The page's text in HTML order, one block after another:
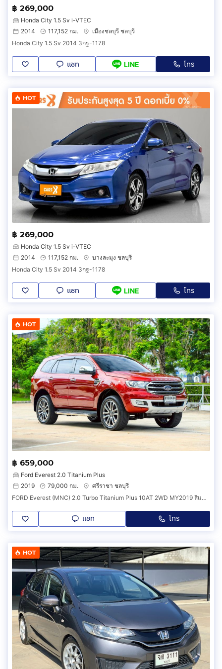
฿ 269,000
Honda City 1.5 Sv i-VTEC
2014
117,152 กม.
เมืองชลบุรี ชลบุรี
Honda City 1.5 Sv 2014 3กฐ-1178
แชท LINE โทร
HOT
฿ 269,000
Honda City 1.5 Sv i-VTEC
2014
117,152 กม.
บางละมุง ชลบุรี
Honda City 1.5 Sv 2014 3กฐ-1178
แชท LINE โทร
HOT
฿ 659,000
Ford Everest 2.0 Titanium Plus
2019
79,000 กม.
ศรีราชา ชลบุรี
FORD Everest (MNC) 2.0 Turbo Titanium Plus 10AT 2WD MY2019 สีแดง วิ่ง 79,000km. รถบ้านแท้น็อตเดิมทุกชิ้นการันตี
แชท โทร
HOT